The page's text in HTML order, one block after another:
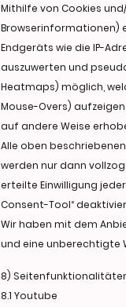
Mithilfe von Cookies
Browserinformationen)
Endgeräts wie die IP-
auszuwerten und
Heatmaps) möglich,
Mouse-Overs)
auf andere Weise
Alle oben
werden nur dann
erteilte Einwilligung
Consent-Tool“
Wir haben mit dem
und eine unberechtigte
8)
8.1 Youtube